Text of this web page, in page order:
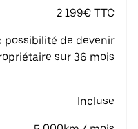
2 199€ TTC
possibilité de devenir
sur 36 mois
Incluse